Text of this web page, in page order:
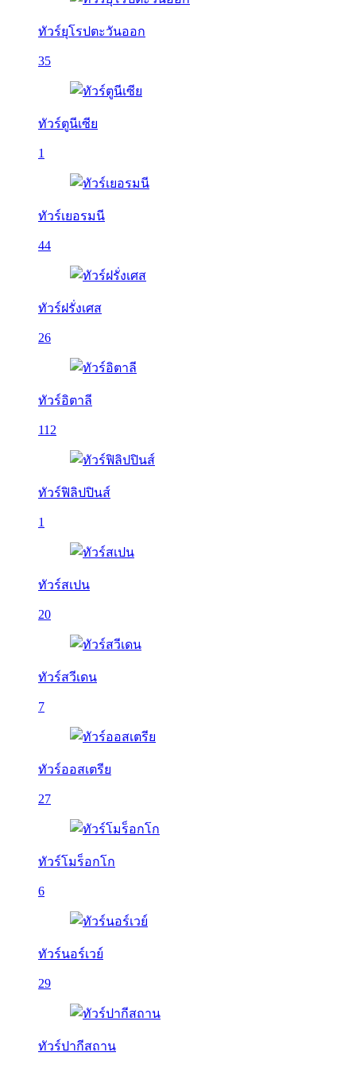
ทัวร์ยุโรปตะวันออก
35
ทัวร์ตูนีเซีย
1
ทัวร์เยอรมนี
44
ทัวร์ฝรั่งเศส
26
ทัวร์อิตาลี
112
ทัวร์ฟิลิปปินส์
1
ทัวร์สเปน
20
ทัวร์สวีเดน
7
ทัวร์ออสเตรีย
27
ทัวร์โมร็อกโก
6
ทัวร์นอร์เวย์
29
ทัวร์ปากีสถาน